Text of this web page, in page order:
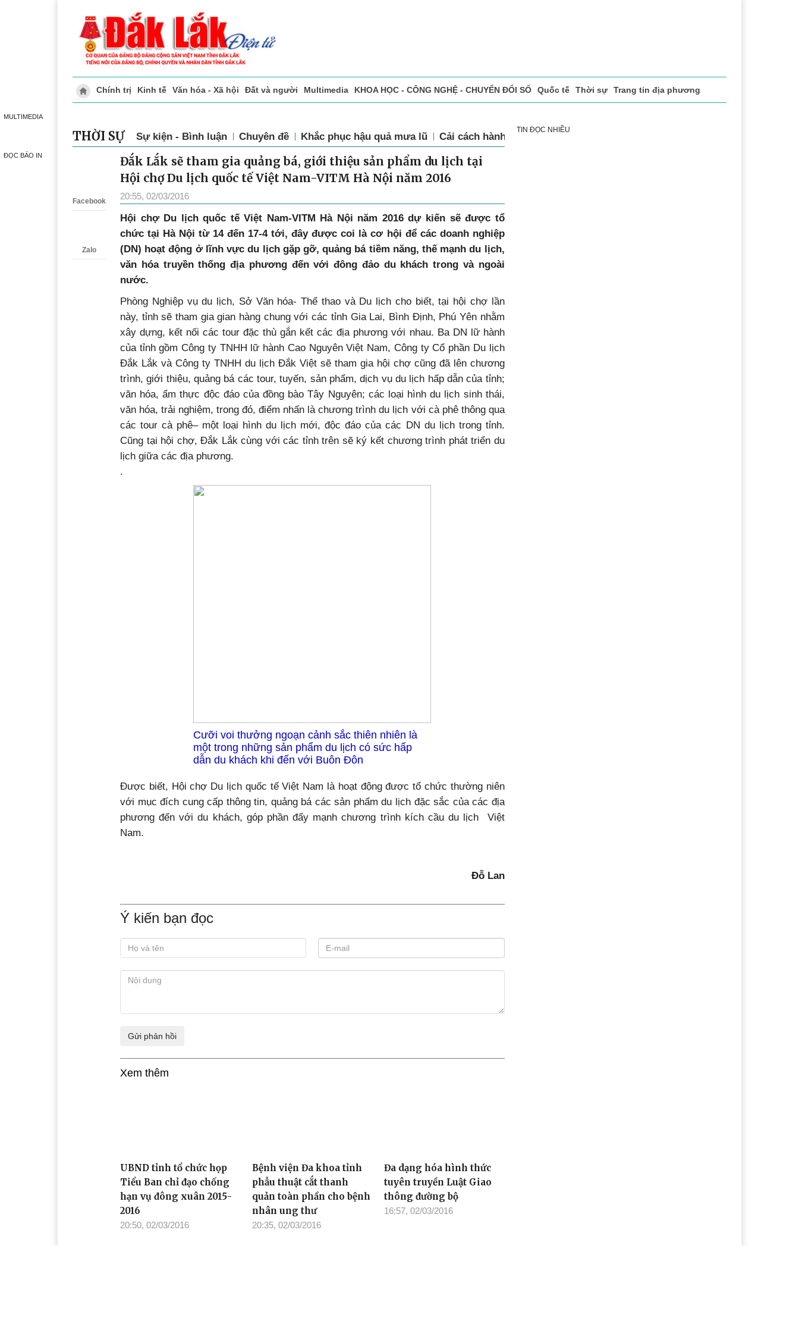
MULTIMEDIA
ĐỌC BÁO IN
Chính trị Kinh tế Văn hóa - Xã hội Đất và người Multimedia KHOA HỌC - CÔNG NGHỆ - CHUYỂN ĐỔI SỐ Quốc tế Thời sự
THỜI SỰ Sự kiện - Bình luận Chuyên đề Khắc phục hậu quả mưa lũ Cải cách hành chính
Facebook
Zalo
Đắk Lắk sẽ tham gia quảng bá, giới thiệu sản phẩm du lịch tại
Hội chợ Du lịch quốc tế Việt Nam-VITM Hà Nội năm 2016
20:55, 02/03/2016
Hội chợ Du lịch quốc tế Việt Nam-VITM Hà Nội năm 2016 dự kiến sẽ được tổ
chức tại Hà Nội từ 14 đến 17-4 tới, đây được coi là cơ hội để các doanh nghiệp
(DN) hoạt động ở lĩnh vực du lịch gặp gỡ, quảng bá tiềm năng, thế mạnh du lịch,
văn hóa truyền thống địa phương đến với đông đảo du khách trong và ngoài
nước.
Phòng Nghiệp vụ du lịch, Sở Văn hóa- Thể thao và Du lịch cho biết, tại hội chợ lần
này, tỉnh sẽ tham gia gian hàng chung với các tỉnh Gia Lai, Bình Định, Phú Yên nhằm
xây dựng, kết nối các tour đặc thù gắn kết các địa phương với nhau. Ba DN lữ hành
của tỉnh gồm Công ty TNHH lữ hành Cao Nguyên Việt Nam, Công ty Cổ phần Du lịch
Đắk Lắk và Công ty TNHH du lịch Đắk Việt sẽ tham gia hội chợ cũng đã lên chương
trình, giới thiệu, quảng bá các tour, tuyến, sản phẩm, dịch vụ du lịch hấp dẫn của tỉnh;
văn hóa, ẩm thực độc đáo của đồng bào Tây Nguyên; các loại hình du lịch sinh thái,
văn hóa, trải nghiệm, trong đó, điểm nhấn là chương trình du lịch với cà phê thông qua
các tour cà phê– một loại hình du lịch mới, độc đáo của các DN du lịch trong tỉnh.
Cũng tại hội chợ, Đắk Lắk cùng với các tỉnh trên sẽ ký kết chương trình phát triển du
lịch giữa các địa phương.
.
Cưỡi voi thưởng ngoạn cảnh sắc thiên nhiên là
một trong những sản phẩm du lịch có sức hấp
dẫn du khách khi đến với Buôn Đôn
Được biết, Hội chợ Du lịch quốc tế Việt Nam là hoạt động được tổ chức thường niên
với mục đích cung cấp thông tin, quảng bá các sản phẩm du lịch đặc sắc của các địa
phương đến với du khách, góp phần đẩy mạnh chương trình kích cầu du lịch Việt
Nam.
Đỗ Lan
UBND tỉnh tổ chức họp
Tiểu Ban chỉ đạo chống
hạn vụ đông xuân 2015-
2016
Bệnh viện Đa khoa tỉnh
phẫu thuật cắt thanh
quản toàn phần cho bệnh
nhân ung thư
Đa dạng hóa hình thức
tuyên truyền Luật Giao
thông đường bộ
TIN ĐỌC NHIỀU